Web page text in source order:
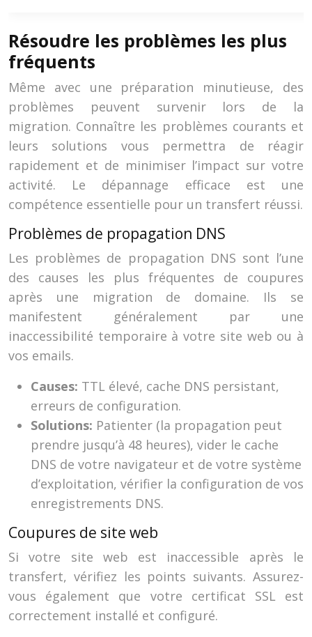
Résoudre les problèmes les plus
fréquents
Même avec une préparation minutieuse, des
problèmes peuvent survenir lors de la
migration. Connaître les problèmes courants et
leurs solutions vous permettra de réagir
rapidement et de minimiser l’impact sur votre
activité. Le dépannage efficace est une
compétence essentielle pour un transfert réussi.
Problèmes de propagation DNS
Les problèmes de propagation DNS sont l’une
des causes les plus fréquentes de coupures
après une migration de domaine. Ils se
manifestent généralement par une
inaccessibilité temporaire à votre site web ou à
vos emails.
Causes: TTL élevé, cache DNS persistant,
erreurs de configuration.
Solutions: Patienter (la propagation peut
prendre jusqu’à 48 heures), vider le cache
DNS de votre navigateur et de votre système
d’exploitation, vérifier la configuration de vos
enregistrements DNS.
Coupures de site web
Si votre site web est inaccessible après le
transfert, vérifiez les points suivants. Assurez-
vous également que votre certificat SSL est
correctement installé et configuré.